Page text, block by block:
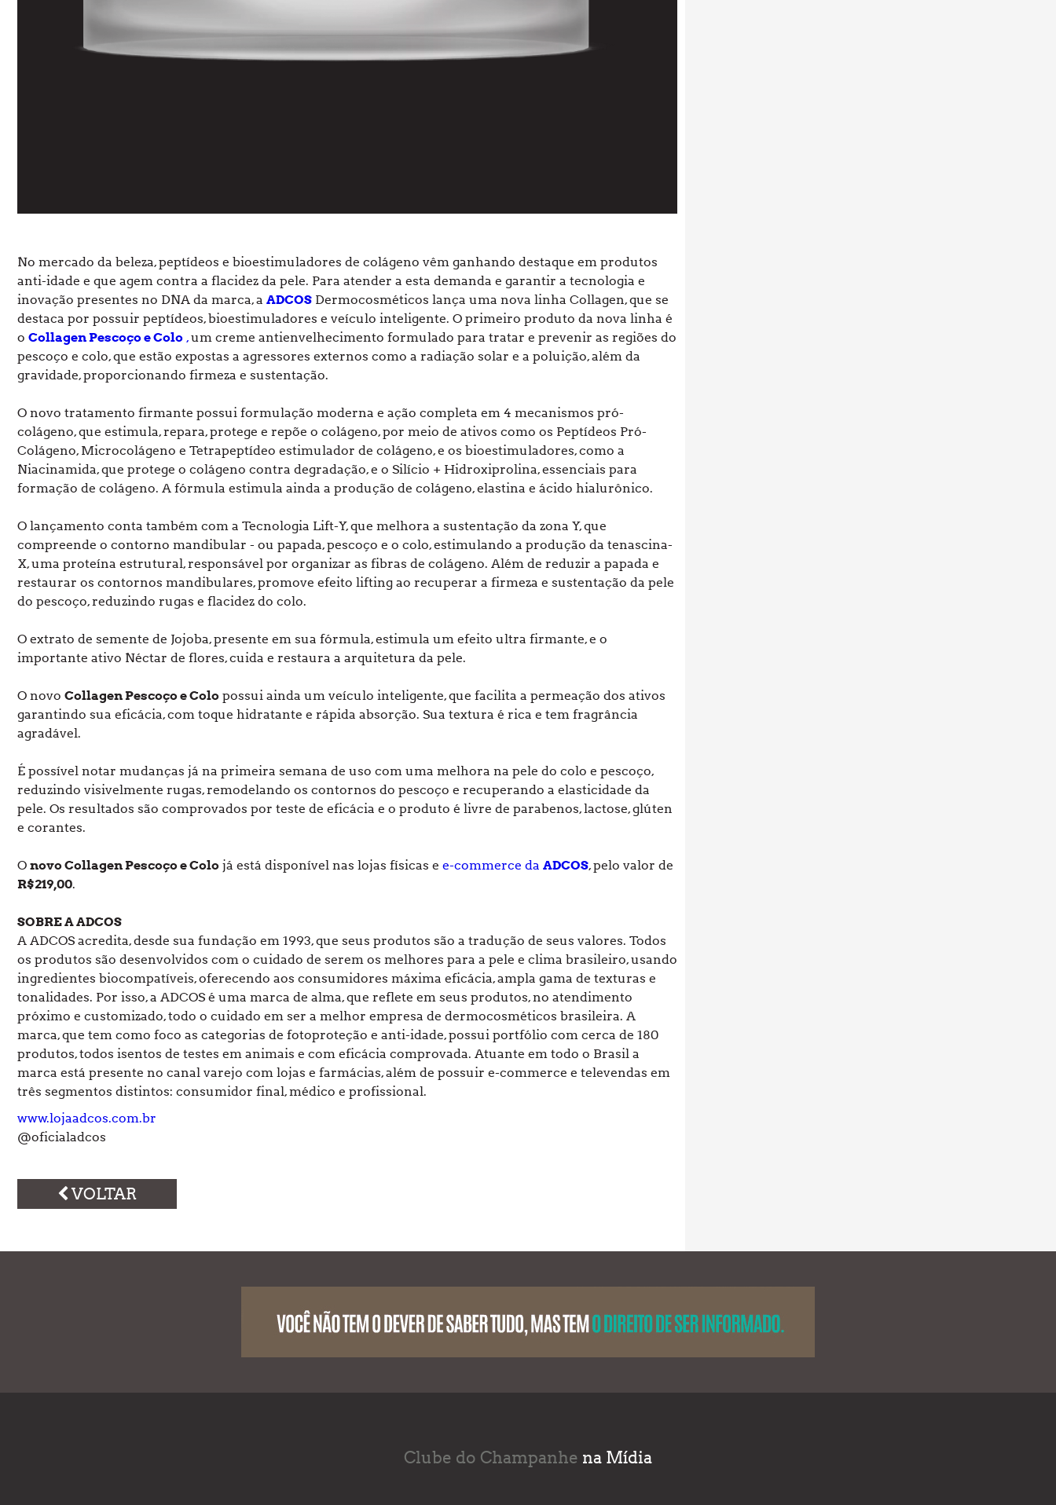
No mercado da beleza, peptídeos e bioestimuladores de colágeno vêm ganhando destaque em produtos
anti-idade e que agem contra a flacidez da pele. Para atender a esta demanda e garantir a tecnologia e
inovação presentes no DNA da marca, a ADCOS Dermocosméticos lança uma nova linha Collagen, que se
destaca por possuir peptídeos, bioestimuladores e veículo inteligente. O primeiro produto da nova linha é
o Collagen Pescoço e Colo ,um creme antienvelhecimento formulado para tratar e prevenir as regiões do
pescoço e colo, que estão expostas a agressores externos como a radiação solar e a poluição, além da
gravidade, proporcionando firmeza e sustentação.
O novo tratamento firmante possui formulação moderna e ação completa em 4 mecanismos pró-
colágeno, que estimula, repara, protege e repõe o colágeno, por meio de ativos como os Peptídeos Pró-
Colágeno, Microcolágeno e Tetrapeptídeo estimulador de colágeno, e os bioestimuladores, como a
Niacinamida, que protege o colágeno contra degradação, e o Silício + Hidroxiprolina, essenciais para
formação de colágeno. A fórmula estimula ainda a produção de colágeno, elastina e ácido hialurônico.
O lançamento conta também com a Tecnologia Lift-Y, que melhora a sustentação da zona Y, que
compreende o contorno mandibular - ou papada, pescoço e o colo, estimulando a produção da tenascina-
X, uma proteína estrutural, responsável por organizar as fibras de colágeno. Além de reduzir a papada e
restaurar os contornos mandibulares, promove efeito lifting ao recuperar a firmeza e sustentação da pele
do pescoço, reduzindo rugas e flacidez do colo.
O extrato de semente de Jojoba, presente em sua fórmula, estimula um efeito ultra firmante, e o
importante ativo Néctar de flores, cuida e restaura a arquitetura da pele.
O novo Collagen Pescoço e Colo possui ainda um veículo inteligente, que facilita a permeação dos ativos
garantindo sua eficácia, com toque hidratante e rápida absorção. Sua textura é rica e tem fragrância
agradável.
É possível notar mudanças já na primeira semana de uso com uma melhora na pele do colo e pescoço,
reduzindo visivelmente rugas, remodelando os contornos do pescoço e recuperando a elasticidade da
pele. Os resultados são comprovados por teste de eficácia e o produto é livre de parabenos, lactose, glúten
e corantes.
O novo Collagen Pescoço e Colo já está disponível nas lojas físicas e e-commerce da ADCOS, pelo valor de
R$219,00.
SOBRE A ADCOS
A ADCOS acredita, desde sua fundação em 1993, que seus produtos são a tradução de seus valores. Todos
os produtos são desenvolvidos com o cuidado de serem os melhores para a pele e clima brasileiro, usando
ingredientes biocompatíveis, oferecendo aos consumidores máxima eficácia, ampla gama de texturas e
tonalidades. Por isso, a ADCOS é uma marca de alma, que reflete em seus produtos, no atendimento
próximo e customizado, todo o cuidado em ser a melhor empresa de dermocosméticos brasileira. A
marca, que tem como foco as categorias de fotoproteção e anti-idade, possui portfólio com cerca de 180
produtos, todos isentos de testes em animais e com eficácia comprovada. Atuante em todo o Brasil a
marca está presente no canal varejo com lojas e farmácias, além de possuir e-commerce e televendas em
três segmentos distintos: consumidor final, médico e profissional.
www.lojaadcos.com.br
@oficialadcos
VOLTAR
Clube do Champanhe na Mídia